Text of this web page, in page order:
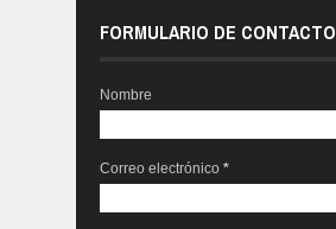
FORMULARIO DE CONTACTO
Nombre
Correo electrónico *